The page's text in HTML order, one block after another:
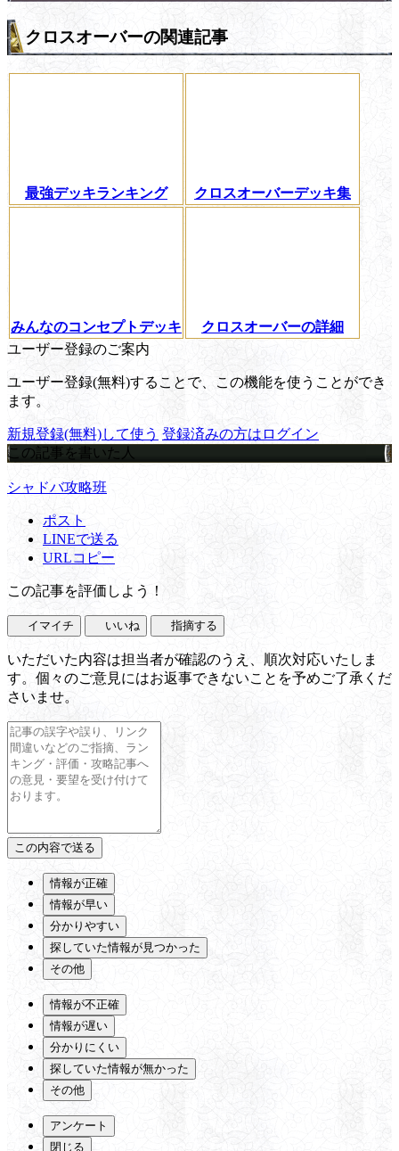
クロスオーバーの関連記事
最強デッキランキング クロスオーバーデッキ集
みんなのコンセプトデッキ
クロスオーバーの詳細
ユーザー登録のご案内
ユーザー登録(無料)することで、この機能を使うことができ
ます。
新規登録(無料)して使う 登録済みの方はログイン
この記事を書いた人
シャドバ攻略班
ポスト
LINEで送る
URLコピー
この記事を評価しよう！
イマイチ いいね 指摘する
いただいた内容は担当者が確認のうえ、順次対応いたしま
す。個々のご意見にはお返事できないことを予めご了承くだ
さいませ。
情報が正確
情報が早い
分かりやすい
探していた情報が見つかった
その他
情報が不正確
情報が遅い
分かりにくい
探していた情報が無かった
その他
アンケート
閉じる